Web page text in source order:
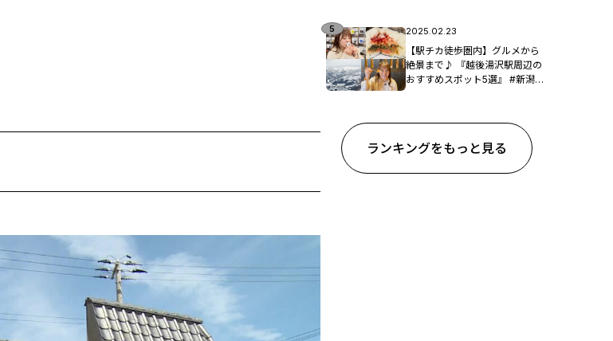
2025.02.23
【駅チカ徒歩圏内】グルメから
絶景まで♪ 『越後湯沢駅周辺の
おすすめスポット5選』 #新潟観
ランキングをもっと見る